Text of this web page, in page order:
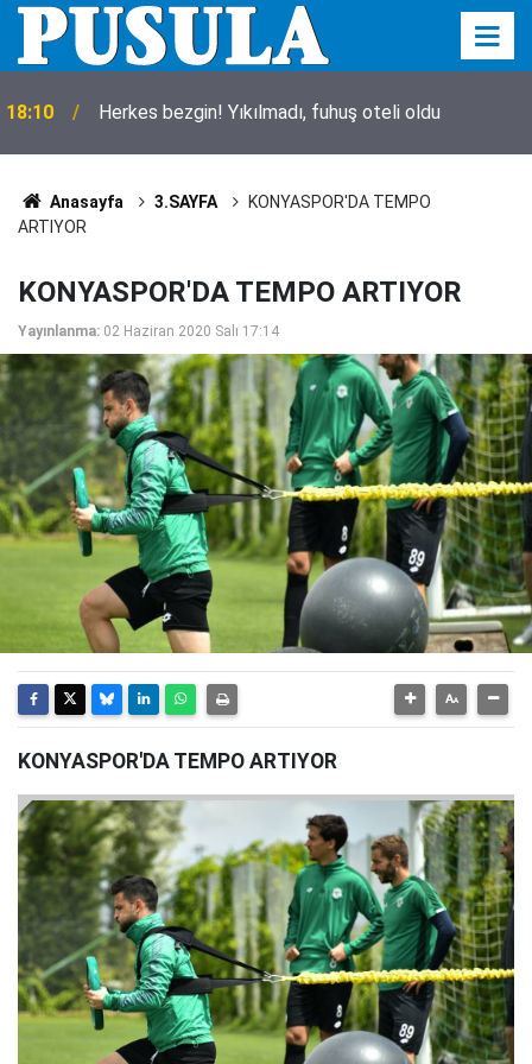
18:10 Herkes bezgin! Yıkılmadı, fuhuş oteli oldu
Anasayfa 3.SAYFA
KONYASPOR'DA TEMPO
ARTIYOR
KONYASPOR'DA TEMPO ARTIYOR
Yayınlanma: 02 Haziran 2020 Salı 17:14
KONYASPOR'DA TEMPO ARTIYOR